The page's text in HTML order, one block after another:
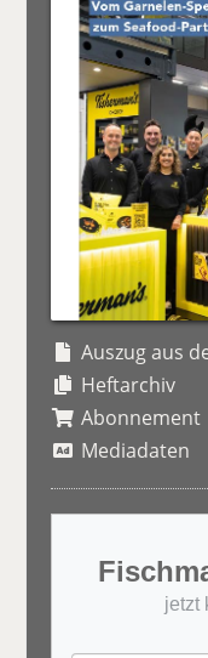
Auszug aus
Heftarchiv
Abonnement
Mediadaten
jetzt